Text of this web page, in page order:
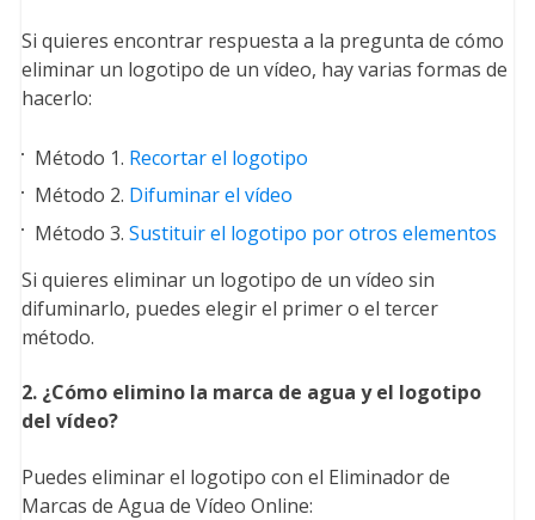
Si quieres encontrar respuesta a la pregunta de cómo
eliminar un logotipo de un vídeo, hay varias formas de
hacerlo:
Método 1. Recortar el logotipo
Método 2. Difuminar el vídeo
Método 3.Sustituir el logotipo por otros elementos
Si quieres eliminar un logotipo de un vídeo sin
difuminarlo, puedes elegir el primer o el tercer
método.
2. ¿Cómo elimino la marca de agua y el logotipo
del vídeo?
Puedes eliminar el logotipo con el Eliminador de
Marcas de Agua de Vídeo Online: